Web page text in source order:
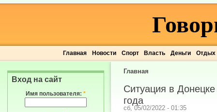
Главная Новости Спорт Власть Деньги Отдых
Главная
Ситуация в
года
сб, 05/02/2022 - 01:35
Вход на сайт
Имя пользователя: *